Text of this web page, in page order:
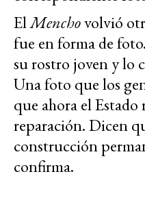
ElMenchovolvió
fue en forma de
su rostro joven y lo
Una foto que los
que ahora el
reparación. Dicen
construcción
confirma.